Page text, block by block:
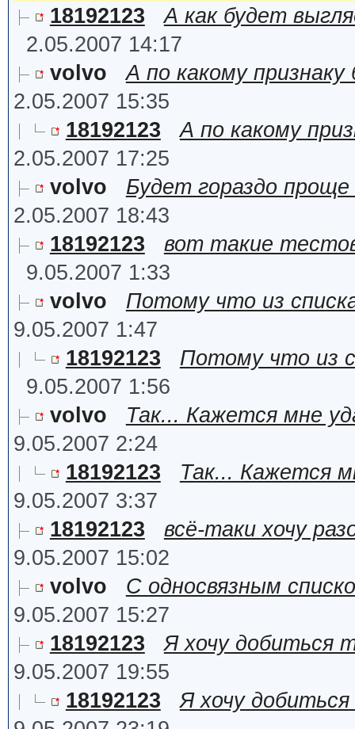
18192123
А как будет
2.05.2007 14:17
volvo
А по какому
2.05.2007 15:35
18192123
А по какому
2.05.2007 17:25
volvo
Будет гораздо
2.05.2007 18:43
18192123
вот такие
9.05.2007 1:33
volvo
Потому что из
9.05.2007 1:47
18192123
Потому что из
9.05.2007 1:56
volvo
Так... Кажется мне
9.05.2007 2:24
18192123
Так... Кажется
9.05.2007 3:37
18192123
всё-таки хочу
9.05.2007 15:02
volvo
С односвязным
9.05.2007 15:27
18192123
Я хочу добиться
9.05.2007 19:55
18192123
Я хочу